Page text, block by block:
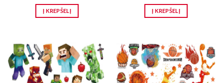
Į KREPŠELĮ Į KREPŠELĮ